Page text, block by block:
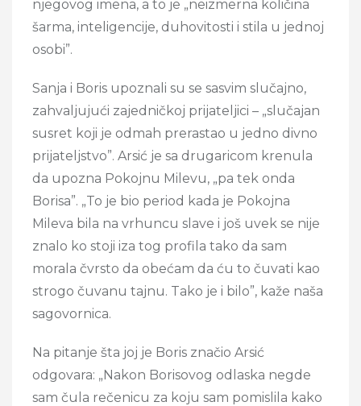
njegovog imena, a to je „neizmerna količina
šarma, inteligencije, duhovitosti i stila u jednoj
osobi”.
Sanja i Boris upoznali su se sasvim slučajno,
zahvaljujući zajedničkoj prijateljici – „slučajan
susret koji je odmah prerastao u jedno divno
prijateljstvo”. Arsić je sa drugaricom krenula
da upozna Pokojnu Milevu, „pa tek onda
Borisa”. „To je bio period kada je Pokojna
Mileva bila na vrhuncu slave i još uvek se nije
znalo ko stoji iza tog profila tako da sam
morala čvrsto da obećam da ću to čuvati kao
strogo čuvanu tajnu. Tako je i bilo”, kaže naša
sagovornica.
Na pitanje šta joj je Boris značio Arsić
odgovara: „Nakon Borisovog odlaska negde
sam čula rečenicu za koju sam pomislila kako